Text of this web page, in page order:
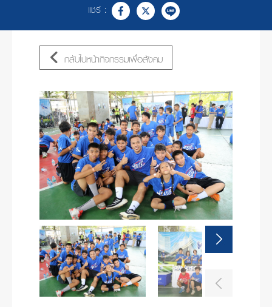
แชร์ :
กลับไปหน้ากิจกรรมเพื่อสังคม